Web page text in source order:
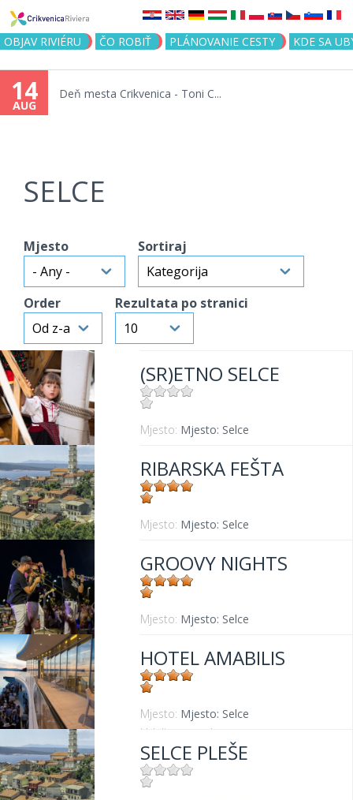
Jump to navigation
OBJAV RIVIÉRU ČO ROBIŤ PLÁNOVANIE CESTY KDE SA
14
AUG
Deň mesta Crikvenica - Toni C...
SELCE
Mjesto Sortiraj
Order Rezultata po stranici
(SR)ETNO SELCE
Mjesto: Mjesto: Selce
RIBARSKA FEŠTA
Mjesto: Mjesto: Selce
GROOVY NIGHTS
Mjesto: Mjesto: Selce
HOTEL AMABILIS
Mjesto: Mjesto: Selce
Udaljenost od mora:
SELCE PLEŠE